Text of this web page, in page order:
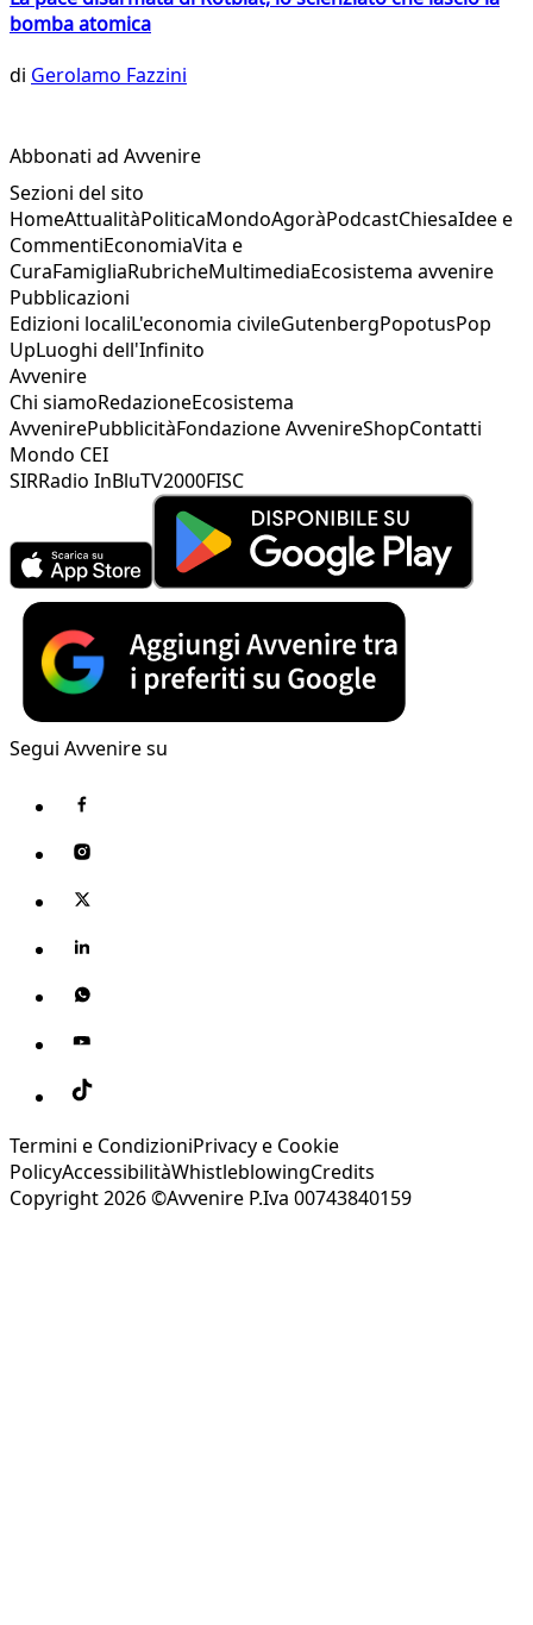
bomba atomica
di Gerolamo Fazzini
Abbonati ad Avvenire
Sezioni del sito
HomeAttualitàPoliticaMondoAgoràPodcastChiesaIdee e
CommentiEconomiaVita e
CuraFamigliaRubricheMultimediaEcosistema avvenire
Pubblicazioni
Edizioni localiL'economia civileGutenbergPopotusPop
UpLuoghi dell'Infinito
Avvenire
Chi siamoRedazioneEcosistema
AvvenirePubblicitàFondazione AvvenireShopContatti
Mondo CEI
SIRRadio InBluTV2000FISC
Segui Avvenire su
Termini e CondizioniPrivacy e Cookie
PolicyAccessibilitàWhistleblowingCredits
Copyright 2026 ©Avvenire P.Iva 00743840159